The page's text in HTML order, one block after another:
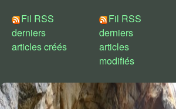
Fil RSS
derniers
articles créés
Fil RSS
derniers
articles
modifiés
Choix de styles :